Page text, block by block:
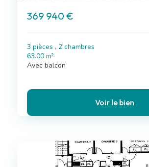
369 940 €
3 pièces , 2 chambres
63.00 m²
Avec balcon
Voir le bien